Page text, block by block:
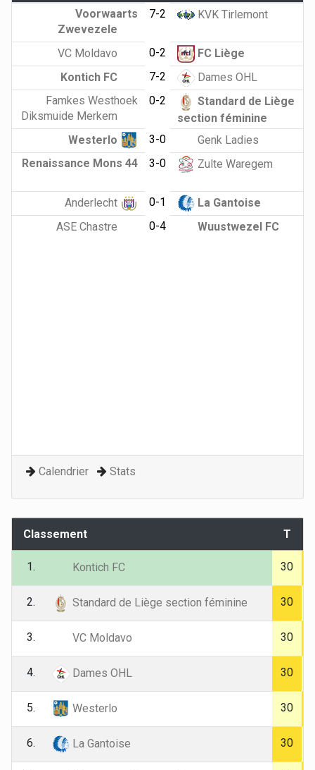
Voorwaarts
Zwevezele
7-2 KVK Tirlemont
VC Moldavo 0-2
FC Liège
Kontich FC
7-2
Dames OHL
Famkes Westhoek
Diksmuide Merkem
0-2
Standard de Liège
section féminine
Westerlo
3-0
Genk Ladies
Renaissance Mons 44
3-0 Zulte Waregem
Anderlecht 0-1
La Gantoise
ASE Chastre
0-4 Wuustwezel FC
Calendrier Stats
Classement T
1. Kontich FC 30
2. Standard de Liège section féminine 30
3. VC Moldavo 30
4. Dames OHL 30
5. Westerlo 30
6. La Gantoise 30